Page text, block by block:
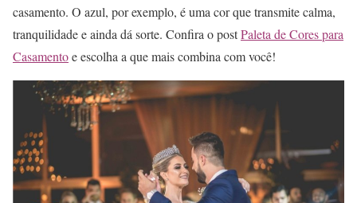
casamento. O azul, por exemplo, é uma cor que transmite calma,
tranquilidade e ainda dá sorte. Confira o postPaleta de Cores para
Casamentoe escolha a que mais combina com você!